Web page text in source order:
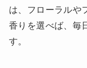
は、フローラルや
香りを選べば、毎
す。